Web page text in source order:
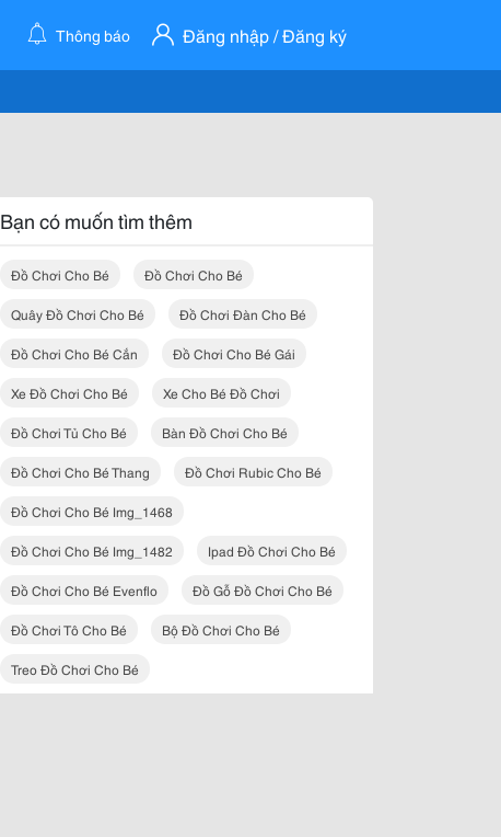
Thông báo Đăng nhập / Đăng ký
Bạn có muốn tìm thêm
Đồ Chơi Cho Bé Đồ Chơi Cho Bé
Quây Đồ Chơi Cho Bé Đồ Chơi Đàn Cho Bé
Đồ Chơi Cho Bé Cắn Đồ Chơi Cho Bé Gái
Xe Đồ Chơi Cho Bé Xe Cho Bé Đồ Chơi
Đồ Chơi Tủ Cho Bé Bàn Đồ Chơi Cho Bé
Đồ Chơi Cho Bé Thang Đồ Chơi Rubic Cho Bé
Đồ Chơi Cho Bé Img_1468
Đồ Chơi Cho Bé Img_1482 Ipad Đồ Chơi Cho Bé
Đồ Chơi Cho Bé Evenflo Đồ Gỗ Đồ Chơi Cho Bé
Đồ Chơi Tô Cho Bé Bộ Đồ Chơi Cho Bé
Treo Đồ Chơi Cho Bé